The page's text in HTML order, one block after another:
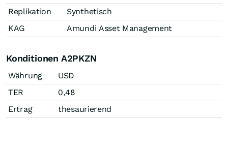
Replikation
Synthetisch
KAG
Amundi Asset Management
Konditionen A2PKZN
Währung
USD
TER
0,48
Ertrag
thesaurierend